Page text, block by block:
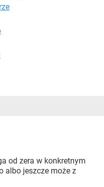
od zera w konkretnym
albo jeszcze może z